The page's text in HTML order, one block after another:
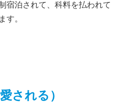
宿泊されて、科料を払われて
す。
される）